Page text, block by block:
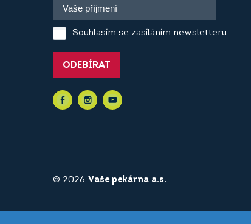
Souhlasím se zasíláním newsletteru
ODEBÍRAT
© 2026 Vaše pekárna a.s.